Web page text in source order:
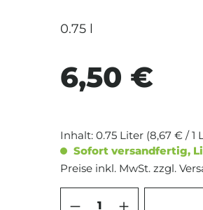
0.75 l
Regulärer Preis:
6,50 €
Inhalt: 0.75 Liter (8,67 € / 1
Sofort versandfertig,
Preise inkl. MwSt. zzgl.
Produkt